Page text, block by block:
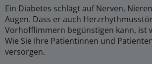
Ein Diabetes schlägt auf Nerven,
Augen. Dass er auch
Vorhofflimmern begünstigen kann, ist
Wie Sie Ihre Patientinnen und
versorgen.